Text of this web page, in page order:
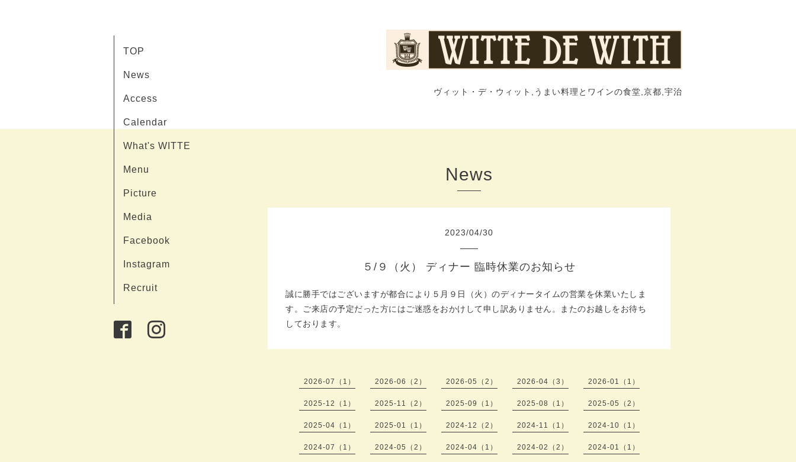
ヴィット・デ・ウィット,うまい料理とワインの食堂,京都,宇治
TOP
News
Access
Calendar
What's WITTE
Menu
Picture
Media
Facebook
Instagram
Recruit
News
2023/04/30
５/９（火） ディナー 臨時休業のお知らせ
誠に勝手ではございますが都合により５月９日（火）のディナータイムの営業を休業いたしま
す。ご来店の予定だった方にはご迷惑をおかけして申し訳ありません。またのお越しをお待ち
しております。
2026-07（1） 2026-06（2） 2026-05（2） 2026-04（3） 2026-01（1）
2025-12（1） 2025-11（2） 2025-09（1） 2025-08（1） 2025-05（2）
2025-04（1） 2025-01（1） 2024-12（2） 2024-11（1） 2024-10（1）
2024-07（1） 2024-05（2） 2024-04（1） 2024-02（2） 2024-01（1）